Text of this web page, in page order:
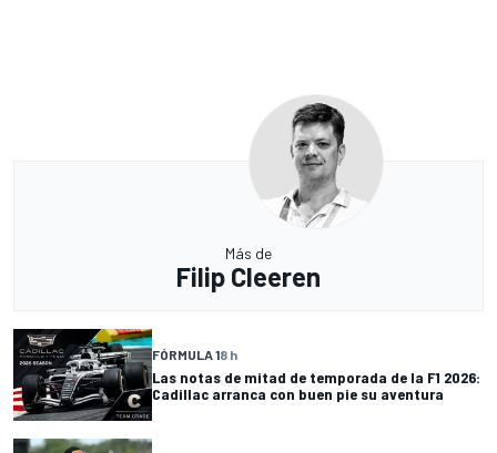
Más de
Filip Cleeren
FÓRMULA 18 h
Las notas de mitad de temporada de la F1 2026:
Cadillac arranca con buen pie su aventura